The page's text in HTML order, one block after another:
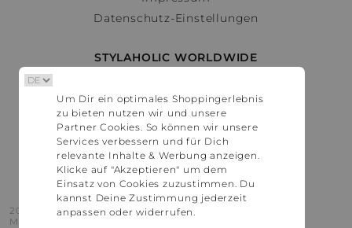
Datenschutz-Einstellungen
STYLAHOLIC WORLDWIDE
Österreich
Schweiz
France
United States
2016 - 2026 © Stylaholic.
Made for you with love in munich.
Um Dir ein optimales Shoppingerlebnis
zu bieten nutzen wir und unsere
Partner Cookies. So können wir unsere
Services verbessern und für Dich
relevante Inhalte & Werbung anzeigen.
Klicke auf "Akzeptieren" um dem
Einsatz von Cookies zuzustimmen. Du
kannst Deine Zustimmung jederzeit
anpassen oder widerrufen.